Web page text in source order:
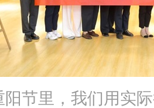
阳节里，我们用实